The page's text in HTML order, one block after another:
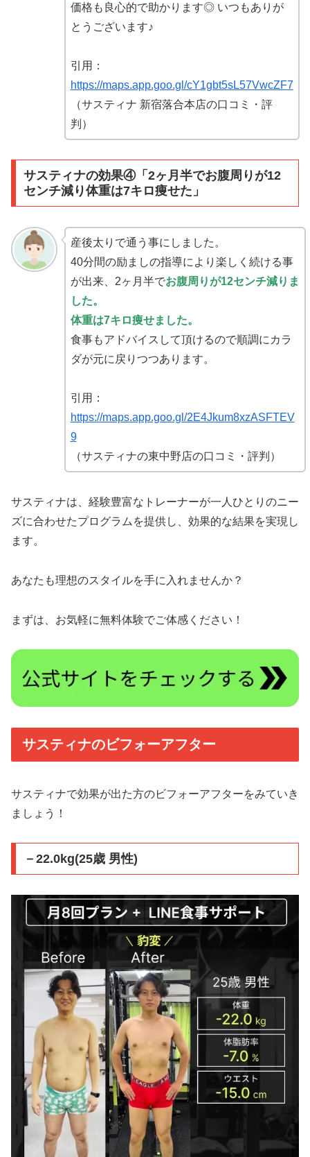
価格も良心的で助かります◎ いつもありが
とうございます♪
引用：
https://maps.app.goo.gl/cY1gbt5sL57VwcZF7
（サスティナ 新宿落合本店の口コミ・評
判）
サスティナの効果④「2ヶ月半でお腹周りが12
センチ減り体重は7キロ痩せた」
産後太りで通う事にしました。
40分間の励ましの指導により楽しく続ける事
が出来、2ヶ月半でお腹周りが12センチ減りま
した。
体重は7キロ痩せました。
食事もアドバイスして頂けるので順調にカラ
ダが元に戻りつつあります。
引用：
https://maps.app.goo.gl/2E4Jkum8xzASFTEV
9
（サスティナの東中野店の口コミ・評判）
サスティナは、経験豊富なトレーナーが一人ひとりのニー
ズに合わせたプログラムを提供し、効果的な結果を実現し
ます。
あなたも理想のスタイルを手に入れませんか？
まずは、お気軽に無料体験でご体感ください！
サスティナのビフォーアフター
サスティナで効果が出た方のビフォーアフターをみていき
ましょう！
－22.0kg(25歳 男性)